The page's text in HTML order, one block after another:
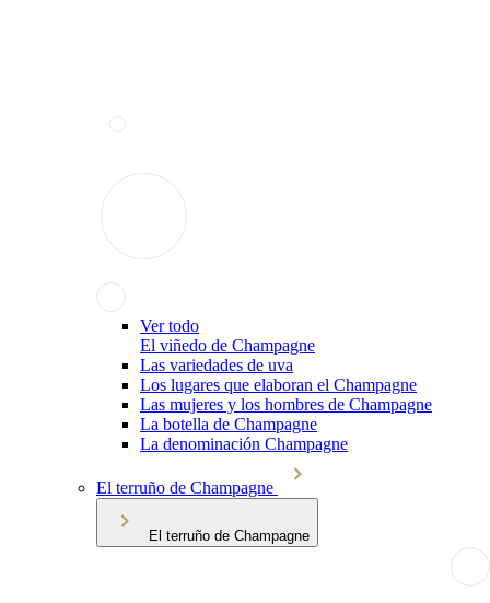
Ver todo
El viñedo de Champagne
Las variedades de uva
Los lugares que elaboran el Champagne
Las mujeres y los hombres de Champagne
La botella de Champagne
La denominación Champagne
El terruño de Champagne
El terruño de Champagne